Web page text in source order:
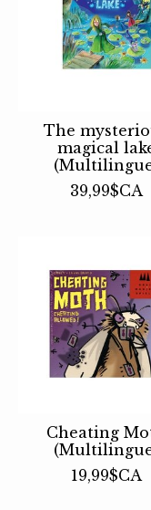
The
magical
39,99$CA
Cheating
19,99$CA